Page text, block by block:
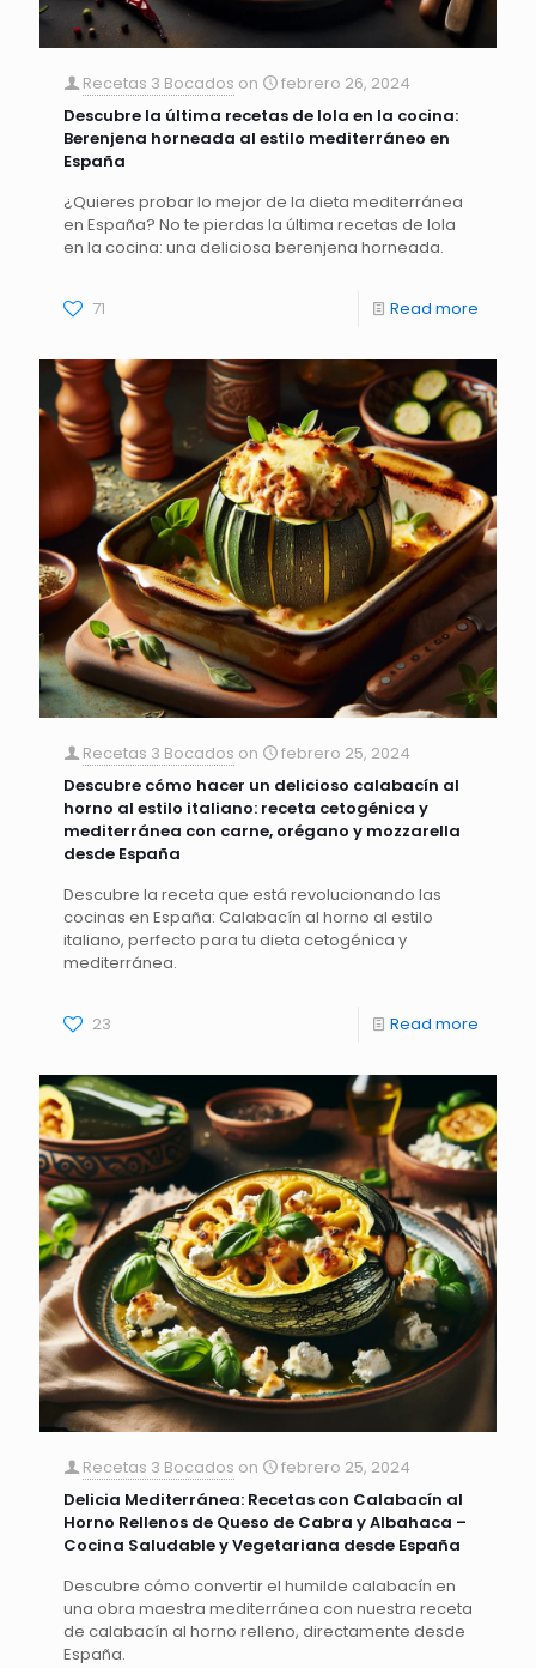
Recetas 3 Bocados on
febrero 26, 2024
Descubre la última recetas de lola en la cocina:
Berenjena horneada al estilo mediterráneo en
España
¿Quieres probar lo mejor de la dieta mediterránea
en España? No te pierdas la última recetas de lola
en la cocina: una deliciosa berenjena horneada.
71 Read more
Recetas 3 Bocados on
febrero 25, 2024
Descubre cómo hacer un delicioso calabacín al
horno al estilo italiano: receta cetogénica y
mediterránea con carne, orégano y mozzarella
desde España
Descubre la receta que está revolucionando las
cocinas en España: Calabacín al horno al estilo
italiano, perfecto para tu dieta cetogénica y
mediterránea.
23 Read more
Recetas 3 Bocados on
febrero 25, 2024
Delicia Mediterránea: Recetas con Calabacín al
Horno Rellenos de Queso de Cabra y Albahaca –
Cocina Saludable y Vegetariana desde España
Descubre cómo convertir el humilde calabacín en
una obra maestra mediterránea con nuestra receta
de calabacín al horno relleno, directamente desde
España.